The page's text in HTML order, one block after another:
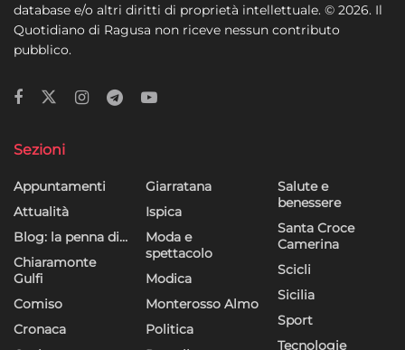
database e/o altri diritti di proprietà intellettuale. © 2026. Il
Quotidiano di Ragusa non riceve nessun contributo
pubblico.
Sezioni
Appuntamenti
Attualità
Blog: la penna di…
Chiaramonte
Gulfi
Comiso
Cronaca
Giarratana
Ispica
Moda e
spettacolo
Modica
Monterosso Almo
Politica
Salute e
benessere
Santa Croce
Camerina
Scicli
Sicilia
Sport
Tecnologie